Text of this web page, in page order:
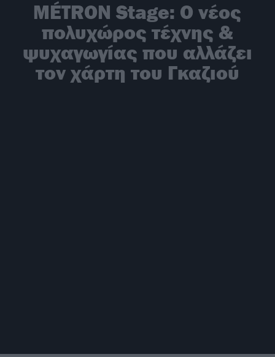
MÉTRON Stage: Ο νέος
πολυχώρος τέχνης &
ψυχαγωγίας που αλλάζει
τον χάρτη του Γκαζιού